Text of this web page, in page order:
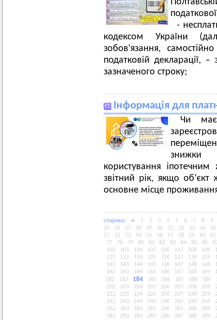
-
кодексом України
зобов'язання,
податковій декларації,
зазначеного строку;
Інформація для
Чи має
знижки
користування
звітний рік, якщо
основне місце
сторiнка: ◄ 1 2 3 4 5 6 7 8
9
25
26 27 28 29 30 31 32 33 34
35
51
52 53 54 55 56 57 58 59 60
61
77
78 79 80 81 82 83 84 85 86
102
103 104 105 106 107 108 109
122
123 124 125 126 127 128 129
142
143 144 145 146 147 148 149
162
163 164 165 166 167 168 169
182
183 184 185 186 187 188 189
202
203 204 205 206 207 208 209
222
223 224 225 226 227 228 229
242
243 244 245 246 247 248 249
262
263 264 265 266 267 268 269
282
283 284 285 286 287 288 289